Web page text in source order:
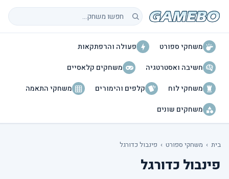
חיפוש משחקים
משחקי ספורט
פעולה והרפתקאות
חשיבה ואסטרטגיה
משחקים קלאסיים
משחקי לוח
קלפים והימורים
משחקי התאמה
משחקים שונים
בית › משחקי ספורט › פינבול כדורגל
פינבול כדורגל